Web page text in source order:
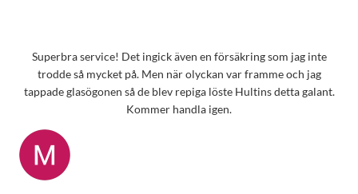
Superbra service! Det ingick även en försäkring som jag inte
trodde så mycket på. Men när olyckan var framme och jag
tappade glasögonen så de blev repiga löste Hultins detta galant.
Kommer handla igen.